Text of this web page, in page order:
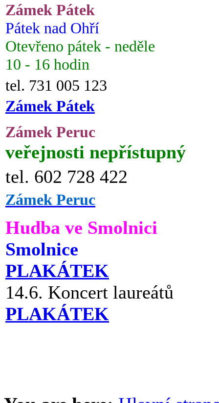
Zámek Pátek
Pátek nad Ohří
Otevřeno pátek - neděle
10 - 16 hodin
tel. 731 005 123
Zámek Pátek
Zámek Peruc
veřejnosti nepřístupný
tel. 602 728 422
Zámek Peruc
Hudba ve Smolnici
Smolnice
PLAKÁTEK
14.6. Koncert laureátů
PLAKÁTEK